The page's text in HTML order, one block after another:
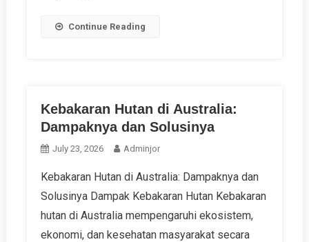
Continue Reading
Kebakaran Hutan di Australia:
Dampaknya dan Solusinya
July 23, 2026 Adminjor
Kebakaran Hutan di Australia: Dampaknya dan
Solusinya Dampak Kebakaran Hutan Kebakaran
hutan di Australia mempengaruhi ekosistem,
ekonomi, dan kesehatan masyarakat secara